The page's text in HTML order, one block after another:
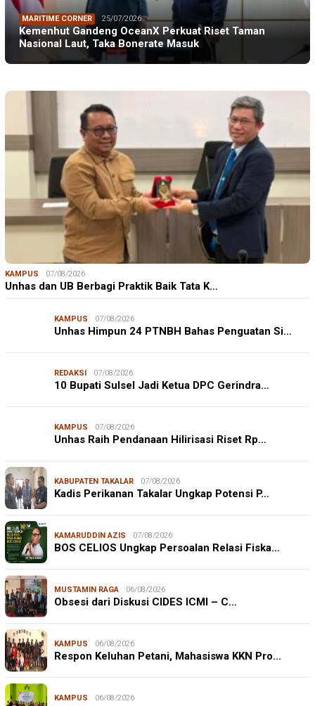
MARITIME CORNER 25/07/2026
Kemenhut Gandeng OceanX Perkuat Riset Taman
Nasional Laut, Taka Bonerate Masuk
KAMPUS 07/08/2026
Unhas dan UB Berbagi Praktik Baik Tata K…
KAMPUS 07/08/2026
Unhas Himpun 24 PTNBH Bahas Penguatan Si…
REDAKSI 07/08/2026
10 Bupati Sulsel Jadi Ketua DPC Gerindra…
KAMPUS 07/08/2026
Unhas Raih Pendanaan Hilirisasi Riset Rp…
KABUPATEN TAKALAR 07/08/2026
Kadis Perikanan Takalar Ungkap Potensi P…
KAMARUDDIN AZIS 07/08/2026
BOS CELIOS Ungkap Persoalan Relasi Fiska…
MUSTAMIN RAGA 06/08/2026
Obsesi dari Diskusi CIDES ICMI – C…
KAMPUS 06/08/2026
Respon Keluhan Petani, Mahasiswa KKN Pro…
KAMPUS 06/08/2026